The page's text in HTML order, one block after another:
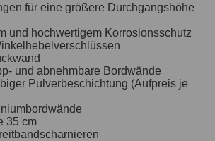
für eine größere Durchgangshöhe
und hochwertigem Korrosionsschutz
und abnehmbare Bordwände
Pulverbeschichtung (Aufpreis je
35 cm